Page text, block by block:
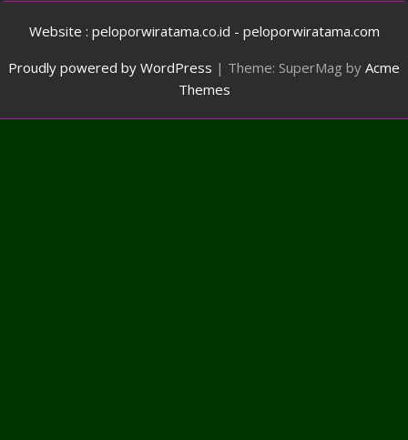
Website : peloporwiratama.co.id - peloporwiratama.com
Proudly powered by WordPress | Theme: SuperMag by Acme
Themes